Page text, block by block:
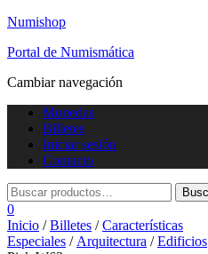
Numishop
Portal de Numismática
Cambiar navegación
Monedas
Billetes
Iniciar sesión
Contacto
0
Inicio /Billetes /Características
Especiales / Arquitectura /Edificios